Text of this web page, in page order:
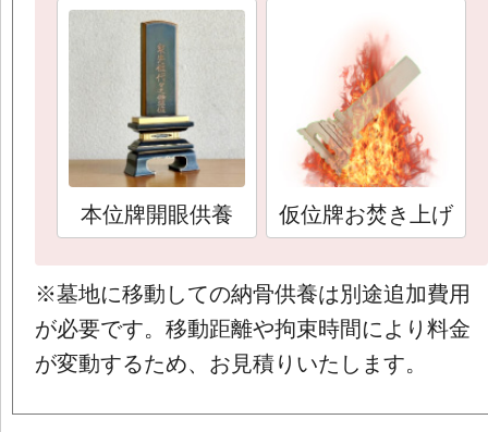
本位牌開眼供養 仮位牌お焚き上げ
※墓地に移動しての納骨供養は別途追加費用
が必要です。移動距離や拘束時間により料金
が変動するため、お見積りいたします。